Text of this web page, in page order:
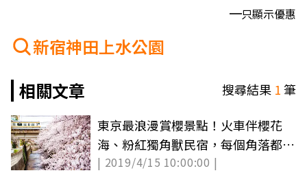
只顯示優惠
新宿神田上水公園
相關文章
搜尋結果 1筆
東京最浪漫賞櫻景點！火車伴櫻花
海、粉紅獨角獸民宿，每個角落都美
拍
| 2019/4/15 10:00:00 |